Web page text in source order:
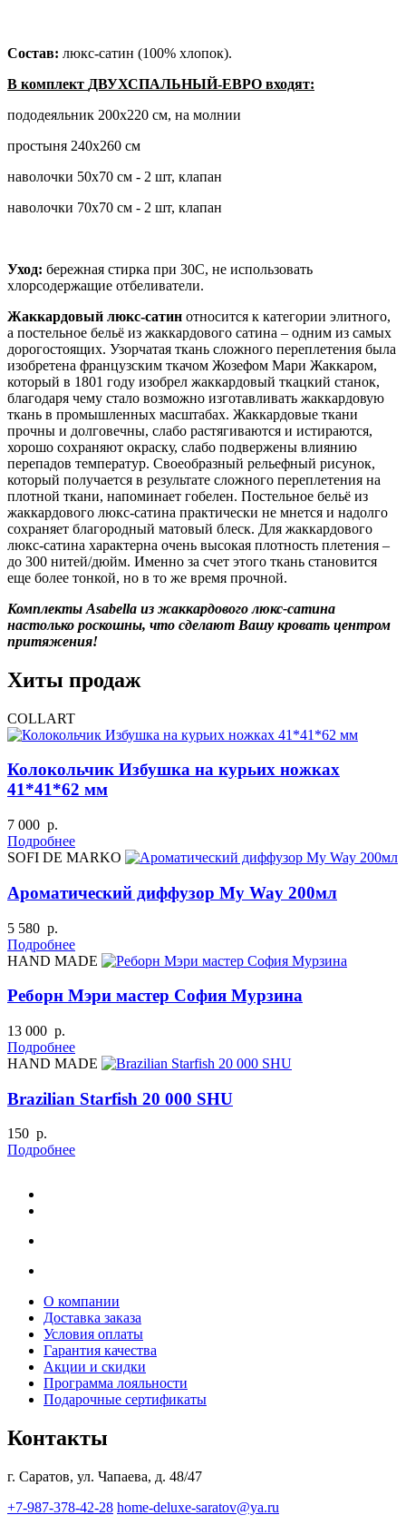
Состав: люкс-сатин (100% хлопок).
В комплект ДВУХСПАЛЬНЫЙ-ЕВРО входят:
пододеяльник 200х220 см, на молнии
простыня 240х260 см
наволочки 50х70 см - 2 шт, клапан
наволочки 70х70 см - 2 шт, клапан
Уход: бережная стирка при 30С, не использовать
хлорсодержащие отбеливатели.
Жаккардовый люкс-сатин относится к категории элитного,
а постельное бельё из жаккардового сатина – одним из самых
дорогостоящих. Узорчатая ткань сложного переплетения была
изобретена французским ткачом Жозефом Мари Жаккаром,
который в 1801 году изобрел жаккардовый ткацкий станок,
благодаря чему стало возможно изготавливать жаккардовую
ткань в промышленных масштабах. Жаккардовые ткани
прочны и долговечны, слабо растягиваются и истираются,
хорошо сохраняют окраску, слабо подвержены влиянию
перепадов температур. Своеобразный рельефный рисунок,
который получается в результате сложного переплетения на
плотной ткани, напоминает гобелен. Постельное бельё из
жаккардового люкс-сатина практически не мнется и надолго
сохраняет благородный матовый блеск. Для жаккардового
люкс-сатина характерна очень высокая плотность плетения –
до 300 нитей/дюйм. Именно за счет этого ткань становится
еще более тонкой, но в то же время прочной.
Комплекты Asabella из жаккардового люкс-сатина
настолько роскошны, что сделают Вашу кровать центром
притяжения!
Хиты продаж
COLLART
Колокольчик Избушка на курьих ножках
41*41*62 мм
7 000 р.
Подробнее
SOFI DE MARKO
Ароматический диффузор My Way 200мл
5 580 р.
Подробнее
HAND MADE
Реборн Мэри мастер София Мурзина
13 000 р.
Подробнее
HAND MADE
Brazilian Starfish 20 000 SHU
150 р.
Подробнее
О компании
Доставка заказа
Условия оплаты
Гарантия качества
Акции и скидки
Программа лояльности
Подарочные сертификаты
Контакты
г. Саратов, ул. Чапаева, д. 48/47
+7-987-378-42-28 home-deluxe-saratov@ya.ru